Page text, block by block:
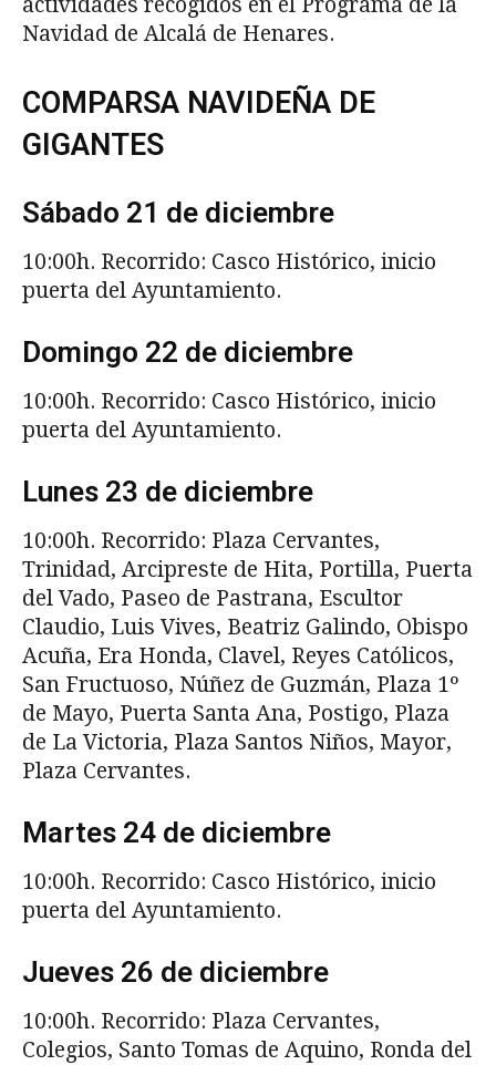
actividades recogidos en el Programa de la
Navidad de Alcalá de Henares.
COMPARSA NAVIDEÑA DE
GIGANTES
Sábado 21 de diciembre
10:00h. Recorrido: Casco Histórico, inicio
puerta del Ayuntamiento.
Domingo 22 de diciembre
10:00h. Recorrido: Casco Histórico, inicio
puerta del Ayuntamiento.
Lunes 23 de diciembre
10:00h. Recorrido: Plaza Cervantes,
Trinidad, Arcipreste de Hita, Portilla, Puerta
del Vado, Paseo de Pastrana, Escultor
Claudio, Luis Vives, Beatriz Galindo, Obispo
Acuña, Era Honda, Clavel, Reyes Católicos,
San Fructuoso, Núñez de Guzmán, Plaza 1º
de Mayo, Puerta Santa Ana, Postigo, Plaza
de La Victoria, Plaza Santos Niños, Mayor,
Plaza Cervantes.
Martes 24 de diciembre
10:00h. Recorrido: Casco Histórico, inicio
puerta del Ayuntamiento.
Jueves 26 de diciembre
10:00h. Recorrido: Plaza Cervantes,
Colegios, Santo Tomas de Aquino, Ronda del